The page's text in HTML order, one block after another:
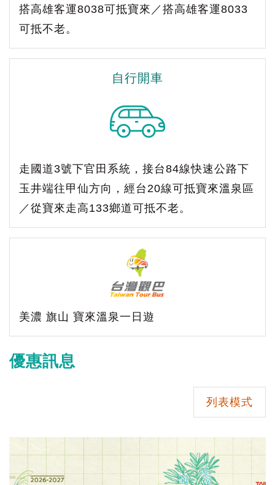
搭高雄客運8038可抵寶來／搭高雄客運8033
可抵不老。
自行開車
走國道3號下官田系統，接台84線快速公路下
玉井端往甲仙方向，經台20線可抵寶來溫泉區
／從寶來走高133鄉道可抵不老。
美濃 旗山 寶來溫泉一日遊
優惠訊息
列表模式